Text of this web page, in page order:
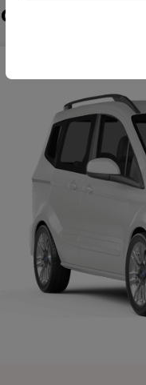
sicherzustellen,
Courier